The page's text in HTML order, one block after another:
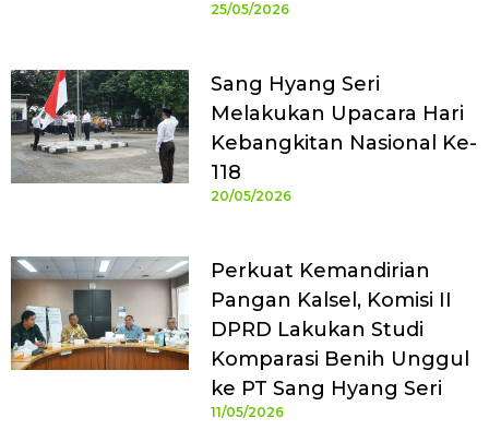
25/05/2026
Sang Hyang Seri
Melakukan Upacara Hari
Kebangkitan Nasional Ke-
118
20/05/2026
Perkuat Kemandirian
Pangan Kalsel, Komisi II
DPRD Lakukan Studi
Komparasi Benih Unggul
ke PT Sang Hyang Seri
11/05/2026